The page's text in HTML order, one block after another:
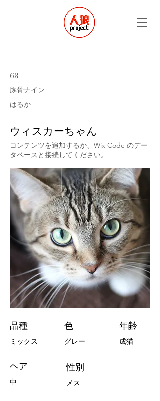
63
豚骨ナイン
はるか
ウィスカーちゃん
コンテンツを追加するか、Wix Code のデー
タベースと接続してください。
品種 色
ミックス グレー
年齢
成猫
性別
ヘア
中 メス